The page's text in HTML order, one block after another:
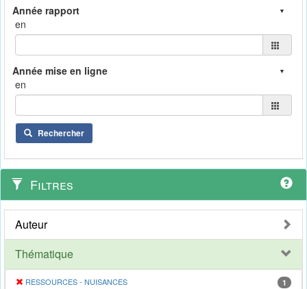
en
en
Rechercher
Filtres
Auteur
Thématique
RESSOURCES - NUISANCES 1